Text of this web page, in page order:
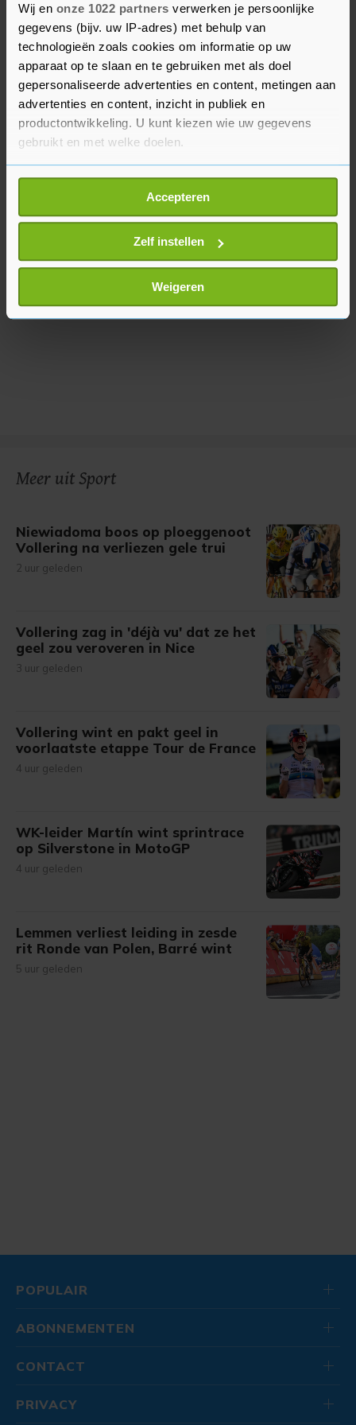
Wij en onze 1022 partners verwerken je persoonlijke
gegevens (bijv. uw IP-adres) met behulp van
technologieën zoals cookies om informatie op uw
apparaat op te slaan en te gebruiken met als doel
gepersonaliseerde advertenties en content, metingen aan
advertenties en content, inzicht in publiek en
productontwikkeling. U kunt kiezen wie uw gegevens
gebruikt en met welke doelen.
Als u het toestaat, willen we ook graag:
Informatie verzamelen over uw geografische
locatie, die tot een paar meter nauwkeurig kan zijn
Uw apparaat identificeren door het actief te
scannen op specifieke eigenschappen (fingerprinting)
Lees meer over hoe uw persoonlijke gegevens worden
verwerkt en stel uw voorkeuren in het
U kunt uw toestemming op elk moment wijzigen of
Accepteren
Zelf instellen
Weigeren
Ik ben positief over het niveau dat ik vandaag
bereikte."
Nadal en Thiem stonden twee keer tegenover
elkaar in de finale van Roland Garros. Beide
keren won de Spanjaard.
Meer uit Sport
Niewiadoma boos op ploeggenoot
Vollering na verliezen gele trui
2 uur geleden
Vollering zag in 'déjà vu' dat ze het
geel zou veroveren in Nice
3 uur geleden
Vollering wint en pakt geel in
voorlaatste etappe Tour de France
4 uur geleden
WK-leider Martín wint sprintrace
op Silverstone in MotoGP
4 uur geleden
Lemmen verliest leiding in zesde
rit Ronde van Polen, Barré wint
5 uur geleden
POPULAIR
ABONNEMENTEN
CONTACT
PRIVACY